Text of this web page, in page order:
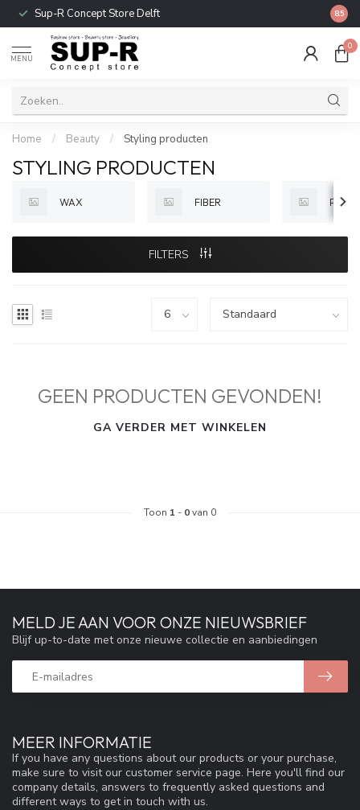
Sup-R Concept Store Delft 8.5
MENU
0
Home / Beauty / Styling producten
STYLING PRODUCTEN
WAX FIBER PASTE
FILTERS
GEEN PRODUCTEN GEVONDEN!
GA VERDER MET WINKELEN
Toon 1 - 0van 0
MEER INFORMATIE
If you have any questions about our products or your purchase,
make sure to visit our customer service page. Here you'll find our
company details, answers to frequently asked questions and
different ways to get in touch with us.
MELD JE AAN VOOR ONZE NIEUWSBRIEF
Blijf up-to-date met onze nieuwe collectie en aanbiedingen